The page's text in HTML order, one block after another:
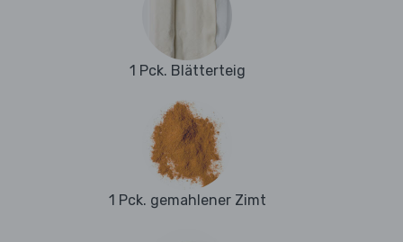
1 Pck. Blätterteig
1 Pck. gemahlener Zimt